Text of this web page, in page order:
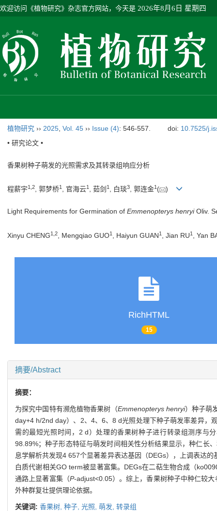
欢迎访问《植物研究》杂志官方网站，今天是 2026年8月6日 星期四
植物研究 ›› 2025 Vol. 45 ›› Issue (4): 546-557. doi: 10.7525/
• 研究论文 •
香果树种子萌发的光照需求及其转录组响应分析
程薪宇1 2, 郭梦桥1 , 官海云1 , 茹剑 1 , 白琰3, 郭连金1 ( )
Light Requirements for Germination of Emmenopterys henryiOliv.
Xinyu CHENG1 2 , Mengqiao GUO1 , Haiyun GUAN1 , Jian RU1 , Yan
RichHTML
15
摘要/Abstract
摘要：
为探究中国特有濒危植物香果树（Emmenopterys henryi）种子萌
day+4 h/2nd day）、2、4、6、8 d光照处理下种子萌发率差异，
需的最短光照时间，2 d）处理的香果树种子进行转录组测序与
98.89%；种子形态特征与萌发时间相关性分析结果显示，种仁长
息学解析共发现4 657个显著差异表达基因（DEGs），上调表达
白质代谢相关GO term被显著富集。DEGs在二萜生物合成（
通路上显著富集（P-adjust<0.05）。综上，香果树种子中种仁较
外种群复壮提供理论依据。
关键词: 香果树, 种子, 光照, 萌发, 转录组